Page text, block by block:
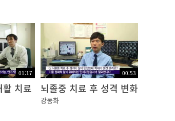
01:17
치료
00:53
뇌졸중 치료 후 성격 변화
강동화